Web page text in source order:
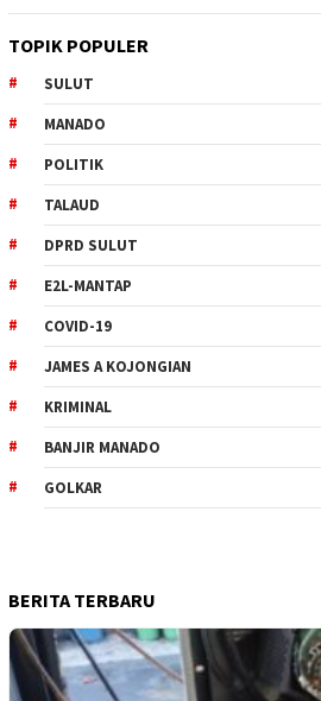
TOPIK POPULER
SULUT
MANADO
POLITIK
TALAUD
DPRD SULUT
E2L-MANTAP
COVID-19
JAMES A KOJONGIAN
KRIMINAL
BANJIR MANADO
GOLKAR
BERITA TERBARU